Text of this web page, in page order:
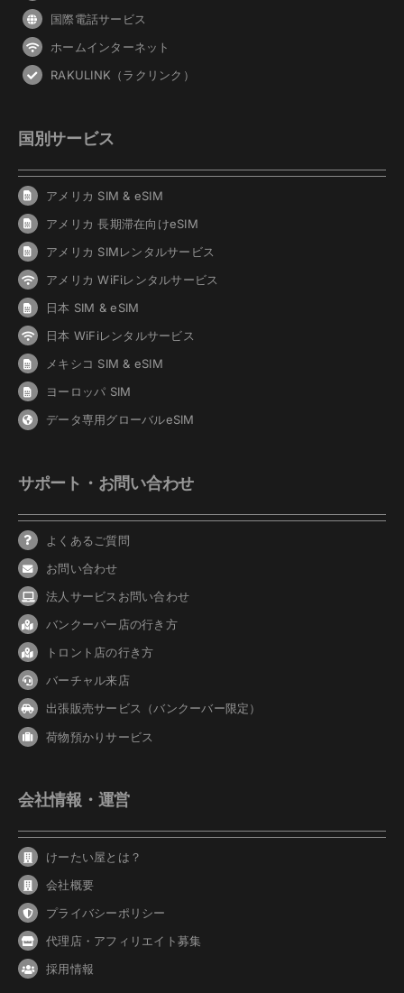
国際電話サービス
ホームインターネット
RAKULINK（ラクリンク）
国別サービス
アメリカ SIM & eSIM
アメリカ 長期滞在向けeSIM
アメリカ SIMレンタルサービス
アメリカ WiFiレンタルサービス
日本 SIM & eSIM
日本 WiFiレンタルサービス
メキシコ SIM & eSIM
ヨーロッパ SIM
データ専用グローバルeSIM
サポート・お問い合わせ
よくあるご質問
お問い合わせ
法人サービスお問い合わせ
バンクーバー 店の行き方
トロント店の行き方
バーチャル来店
出張販売サービス（バンクーバー限定）
荷物預かりサービス
会社情報・運営
けーたい屋とは？
会社概要
プライバシーポリシー
代理店・アフィリエイト募集
採用情報